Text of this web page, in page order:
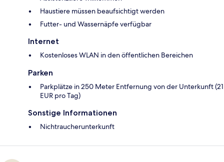
Haustiere müssen beaufsichtigt werden
Futter- und Wassernäpfe verfügbar
Internet
Kostenloses WLAN in den öffentlichen Bereichen
Parken
Parkplätze in 250 Meter Entfernung von der Unterkunft (21
EUR pro Tag)
Sonstige Informationen
Nichtraucherunterkunft